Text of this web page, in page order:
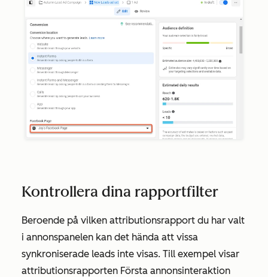
Kontrollera dina rapportfilter
Beroende på vilken attributionsrapport du har valt
i annonspanelen kan det hända att vissa
synkroniserade leads inte visas. Till exempel visar
attributionsrapporten Första annonsinteraktion